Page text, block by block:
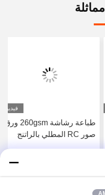
فيديو
طباعة رشاشة 260gsm ورق
صور RC المطلي بالراتنج